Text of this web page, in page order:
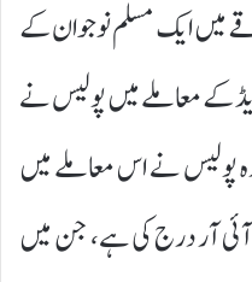
میں ایک مسلم نوجوان کے
کے معاملے میں پولیس نے
پولیس نے اس معاملے میں
آر درج کی ہے، جن میں